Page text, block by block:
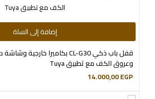
إضافة إلى السلة
وعروق الكف مع تطبيق Tuya
14.000,00EGP